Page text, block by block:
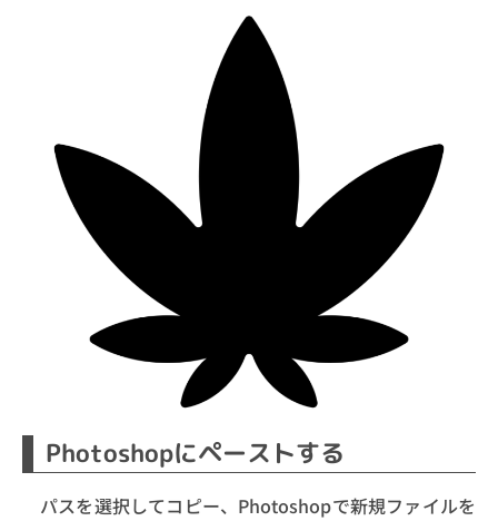
Photoshopにペーストする
パスを選択してコピー、Photoshopで新規ファイルを